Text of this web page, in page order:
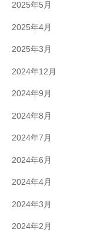
2025年5月
2025年4月
2025年3月
2024年12月
2024年9月
2024年8月
2024年7月
2024年6月
2024年4月
2024年3月
2024年2月